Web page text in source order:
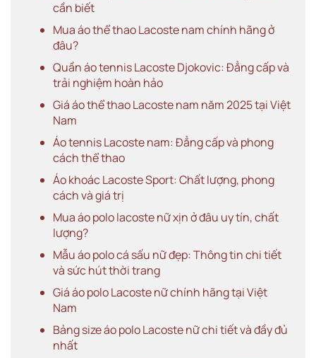
cần biết
Mua áo thể thao Lacoste nam chính hãng ở
đâu?
Quần áo tennis Lacoste Djokovic: Đẳng cấp và
trải nghiệm hoàn hảo
Giá áo thể thao Lacoste nam năm 2025 tại Việt
Nam
Áo tennis Lacoste nam: Đẳng cấp và phong
cách thể thao
Áo khoác Lacoste Sport: Chất lượng, phong
cách và giá trị
Mua áo polo lacoste nữ xịn ở đâu uy tín, chất
lượng?
Mẫu áo polo cá sấu nữ đẹp: Thông tin chi tiết
và sức hút thời trang
Giá áo polo Lacoste nữ chính hãng tại Việt
Nam
Bảng size áo polo Lacoste nữ chi tiết và đầy đủ
nhất